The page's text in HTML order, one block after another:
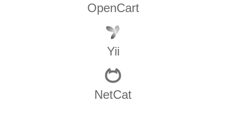
OpenCart
Yii
NetCat